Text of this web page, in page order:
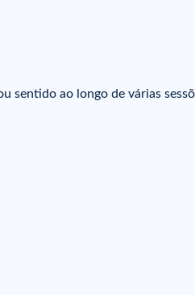
sentido ao longo de várias